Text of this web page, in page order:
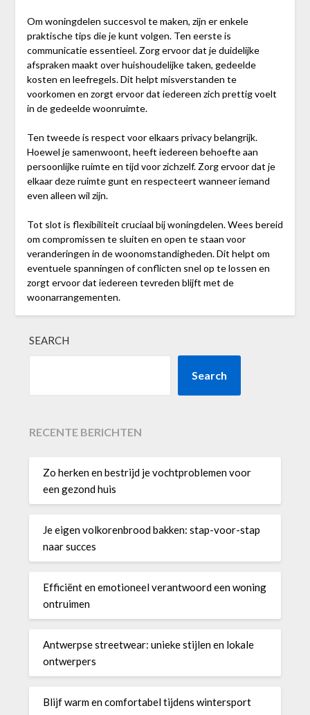
Om woningdelen succesvol te maken, zijn er enkele
praktische tips die je kunt volgen. Ten eerste is
communicatie essentieel. Zorg ervoor dat je duidelijke
afspraken maakt over huishoudelijke taken, gedeelde
kosten en leefregels. Dit helpt misverstanden te
voorkomen en zorgt ervoor dat iedereen zich prettig voelt
in de gedeelde woonruimte.
Ten tweede is respect voor elkaars privacy belangrijk.
Hoewel je samenwoont, heeft iedereen behoefte aan
persoonlijke ruimte en tijd voor zichzelf. Zorg ervoor dat je
elkaar deze ruimte gunt en respecteert wanneer iemand
even alleen wil zijn.
Tot slot is flexibiliteit cruciaal bij woningdelen. Wees bereid
om compromissen te sluiten en open te staan voor
veranderingen in de woonomstandigheden. Dit helpt om
eventuele spanningen of conflicten snel op te lossen en
zorgt ervoor dat iedereen tevreden blijft met de
woonarrangementen.
SEARCH
Search
RECENTE BERICHTEN
Zo herken en bestrijd je vochtproblemen voor
een gezond huis
Je eigen volkorenbrood bakken: stap-voor-stap
naar succes
Efficiënt en emotioneel verantwoord een woning
ontruimen
Antwerpse streetwear: unieke stijlen en lokale
ontwerpers
Blijf warm en comfortabel tijdens wintersport